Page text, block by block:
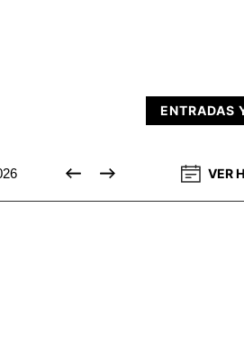
ENTRADAS
DICIEMBRE 2026VER